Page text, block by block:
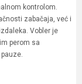
kontrolom.
zabačaja, već i
Vobler je
perom sa